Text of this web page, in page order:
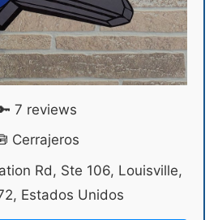
7 reviews
Cerrajeros
Rd, Ste 106, Louisville,
Estados Unidos